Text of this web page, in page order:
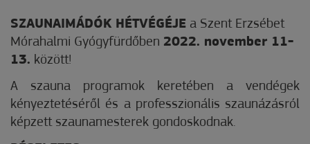
SZAUNAIMÁDÓK HÉTVÉGÉJE a Szent Erzsébet
Mórahalmi Gyógyfürdőben 2022. november 11-
13. között!
A szauna programok keretében a vendégek
kényeztetéséről és a professzionális szaunázásról
képzett szaunamesterek gondoskodnak.